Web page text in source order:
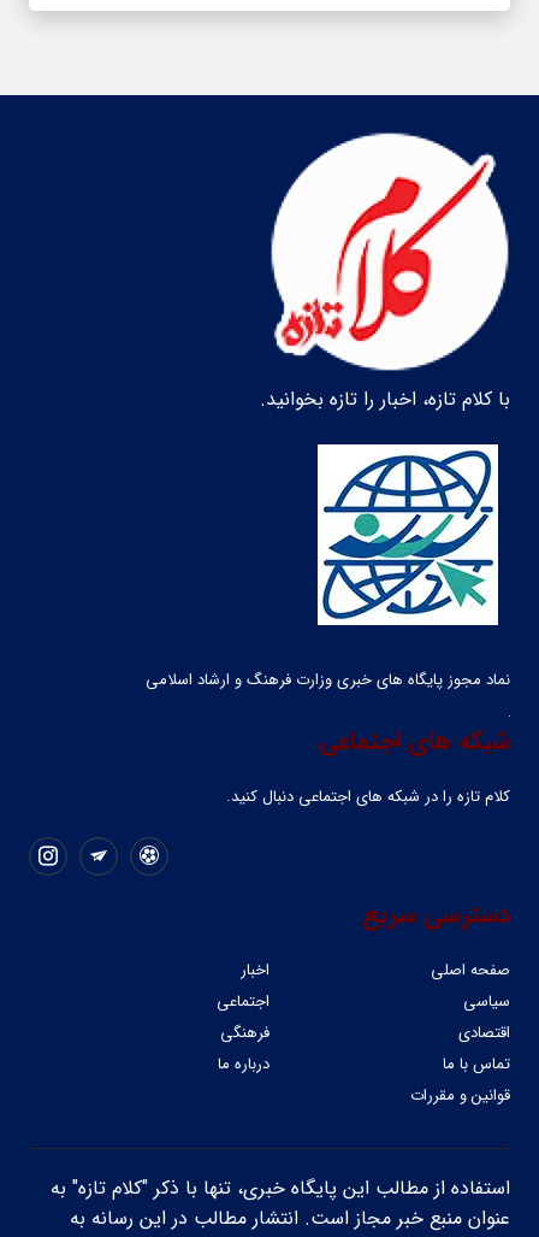
با کلام تازه، اخبار را تازه بخوانید.
نماد مجوز پایگاه های خبری وزارت فرهنگ و ارشاد اسلامی
شبکه های اجتماعی
کلام تازه را در شبکه ‌های اجتماعی دنبال کنید.
دسترسی سریع
صفحه اصلی
اخبار
سیاسی
اجتماعی
اقتصادی
فرهنگی
تماس با ما
درباره ما
قوانین و مقررات
استفاده از مطالب این پایگاه خبری، تنها با ذکر "کلام تازه" به
عنوان منبع خبر مجاز است. انتشار مطالب در این رسانه به